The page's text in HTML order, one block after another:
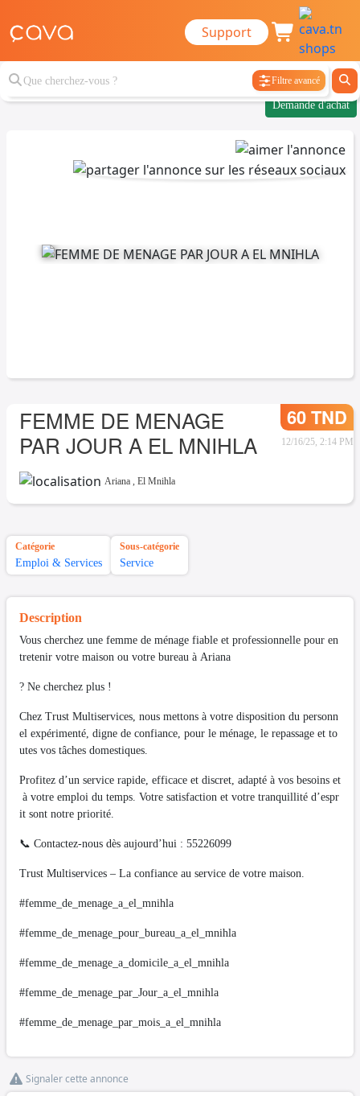
Support
Filtre avancé
Demande d'achat
FEMME DE MENAGE
PAR JOUR A EL MNIHLA
60 TND
12/16/25, 2:14 PM
Ariana , El Mnihla
Catégorie
Emploi & Services
Sous-catégorie
Service
Description
Vous cherchez une femme de ménage fiable et professionnelle pour en
tretenir votre maison ou votre bureau à Ariana
? Ne cherchez plus !
Chez Trust Multiservices, nous mettons à votre disposition du personn
el expérimenté, digne de confiance, pour le ménage, le repassage et to
utes vos tâches domestiques.
Profitez d’un service rapide, efficace et discret, adapté à vos besoins et
à votre emploi du temps. Votre satisfaction et votre tranquillité d’espr
it sont notre priorité.
📞 Contactez-nous dès aujourd’hui : 55226099
Trust Multiservices – La confiance au service de votre maison.
#femme_de_menage_a_el_mnihla
#femme_de_menage_pour_bureau_a_el_mnihla
#femme_de_menage_a_domicile_a_el_mnihla
#femme_de_menage_par_Jour_a_el_mnihla
#femme_de_menage_par_mois_a_el_mnihla
Signaler cette annonce